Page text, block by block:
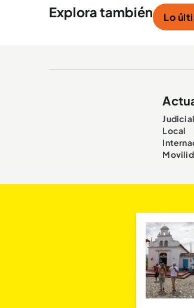
Explora también Lo
Judicial
Local